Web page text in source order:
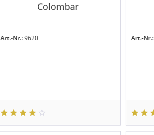
Colombar
Art.-Nr.:9620 Art.-Nr.: